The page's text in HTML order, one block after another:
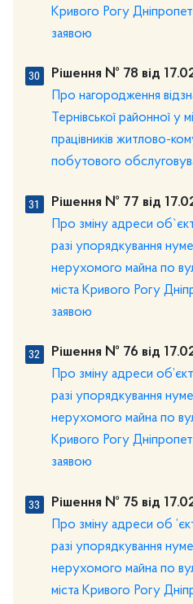
Кривого Рогу
заявою
Рішення № 78 від
Про нагородження
Тернівської районної у
працівників житлово-
побутового
Рішення № 77 від
Про зміну адреси
разі упорядкування
нерухомого майна по
міста Кривого Рогу
заявою
Рішення № 76 від
Про зміну адреси
разі упорядкування
нерухомого майна по
Кривого Рогу
заявою
Рішення № 75 від
Про зміну адреси об
разі упорядкування
нерухомого майна по
міста Кривого Рогу